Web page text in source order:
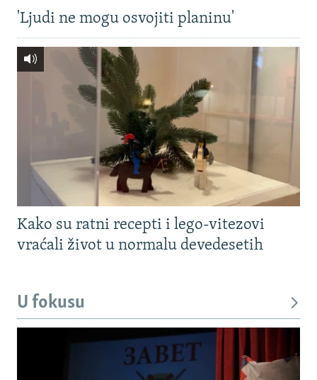
'Ljudi ne mogu osvojiti planinu'
Kako su ratni recepti i lego-vitezovi
vraćali život u normalu devedesetih
U fokusu